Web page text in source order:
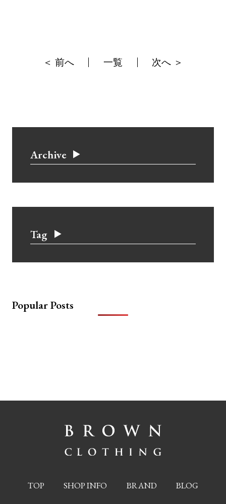
＜ 前へ 一覧 次へ ＞
Archive
Tag
Popular Posts
TOP SHOP INFO BRAND BLOG